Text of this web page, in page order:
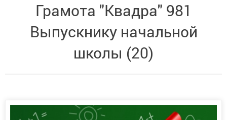
Грамота "Квадра" 981
Выпускнику начальной
школы (20)